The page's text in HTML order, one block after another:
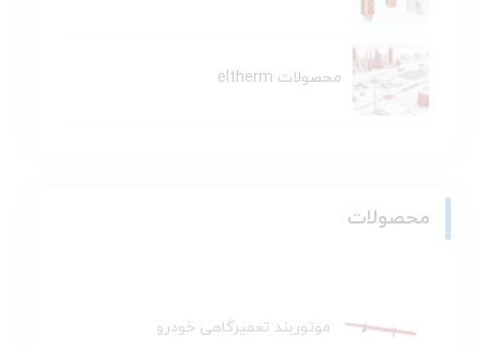
محصولات eltherm
محصولات
موتوربند تعمیرگاهی خودرو